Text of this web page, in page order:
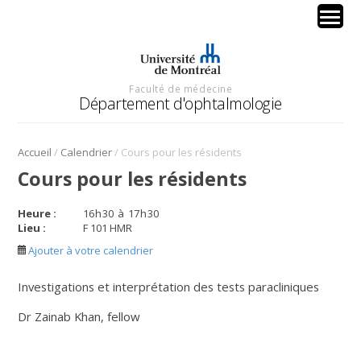
Faculté de médecine
Département d'ophtalmologie
Accueil / Calendrier/ Cours pour les résidents
Cours pour les résidents
Heure : 16h30 à 17h30
Lieu :
F 101 HMR
Ajouter à votre calendrier
Investigations et interprétation des tests paracliniques
Dr Zainab Khan, fellow